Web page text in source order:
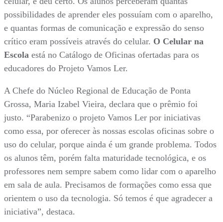
possibilidades de aprender eles possuíam com o aparelho,
e quantas formas de comunicação e expressão do senso
crítico eram possíveis através do celular. O Celular na
Escola está no Catálogo de Oficinas ofertadas para os
educadores do Projeto Vamos Ler.
A Chefe do Núcleo Regional de Educação de Ponta
Grossa, Maria Izabel Vieira, declara que o prêmio foi
justo. “Parabenizo o projeto Vamos Ler por iniciativas
como essa, por oferecer às nossas escolas oficinas sobre o
uso do celular, porque ainda é um grande problema. Todos
os alunos têm, porém falta maturidade tecnológica, e os
professores nem sempre sabem como lidar com o aparelho
em sala de aula. Precisamos de formações como essa que
orientem o uso da tecnologia. Só temos é que agradecer a
iniciativa”, destaca.